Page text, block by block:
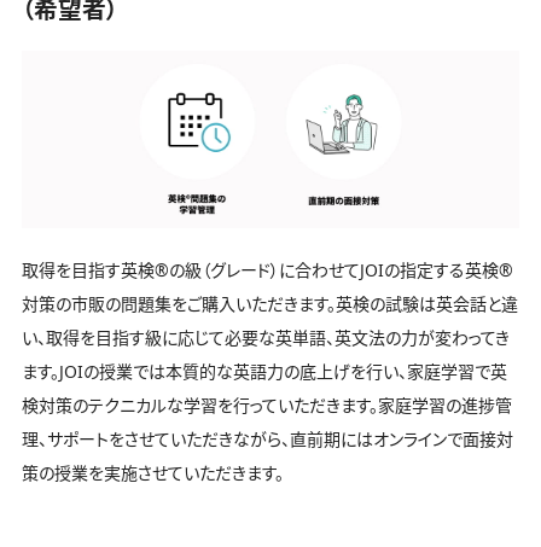
（希望者）
取得を目指す英検®️の級（グレード）に合わせてJOIの指定する英検®️
対策の市販の問題集をご購入いただきます。英検の試験は英会話と違
い、取得を目指す級に応じて必要な英単語、英文法の力が変わってき
ます。JOIの授業では本質的な英語力の底上げを行い、家庭学習で英
検対策のテクニカルな学習を行っていただきます。家庭学習の進捗管
理、サポートをさせていただきながら、直前期にはオンラインで面接対
策の授業を実施させていただきます。